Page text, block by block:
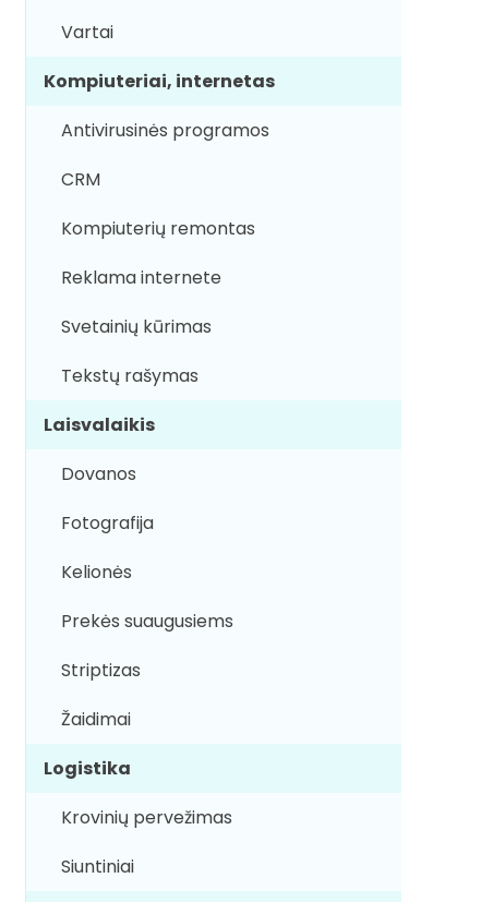
Vartai
Kompiuteriai, internetas
Antivirusinės programos
CRM
Kompiuterių remontas
Reklama internete
Svetainių kūrimas
Tekstų rašymas
Laisvalaikis
Dovanos
Fotografija
Kelionės
Prekės suaugusiems
Striptizas
Žaidimai
Logistika
Krovinių pervežimas
Siuntiniai